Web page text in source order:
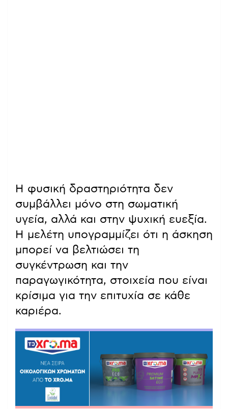
Η φυσική δραστηριότητα δεν
συμβάλλει μόνο στη σωματική
υγεία, αλλά και στην ψυχική ευεξία.
Η μελέτη υπογραμμίζει ότι η άσκηση
μπορεί να βελτιώσει τη
συγκέντρωση και την
παραγωγικότητα, στοιχεία που είναι
κρίσιμα για την επιτυχία σε κάθε
καριέρα.